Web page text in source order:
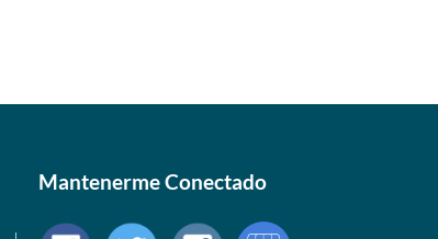
Mantenerme Conectado